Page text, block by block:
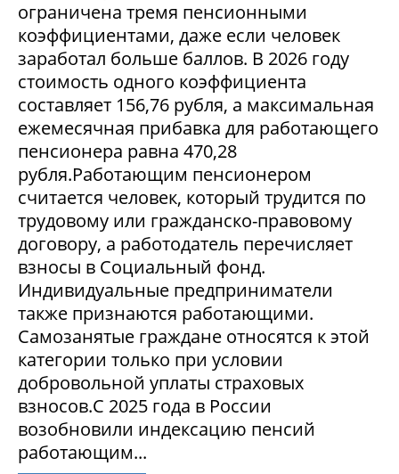
ограничена тремя пенсионными
коэффициентами, даже если человек
заработал больше баллов. В 2026 году
стоимость одного коэффициента
составляет 156,76 рубля, а максимальная
ежемесячная прибавка для работающего
пенсионера равна 470,28
рубля.Работающим пенсионером
считается человек, который трудится по
трудовому или гражданско-правовому
договору, а работодатель перечисляет
взносы в Социальный фонд.
Индивидуальные предприниматели
также признаются работающими.
Самозанятые граждане относятся к этой
категории только при условии
добровольной уплаты страховых
взносов.С 2025 года в России
возобновили индексацию пенсий
работающим...